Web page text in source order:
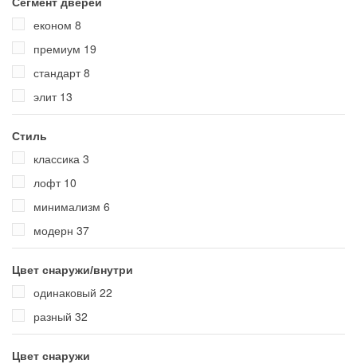
економ 8
премиум 19
стандарт 8
элит 13
Стиль
классика 3
лофт 10
минимализм 6
модерн 37
Цвет снаружи/внутри
одинаковый 22
разный 32
Цвет снаружи